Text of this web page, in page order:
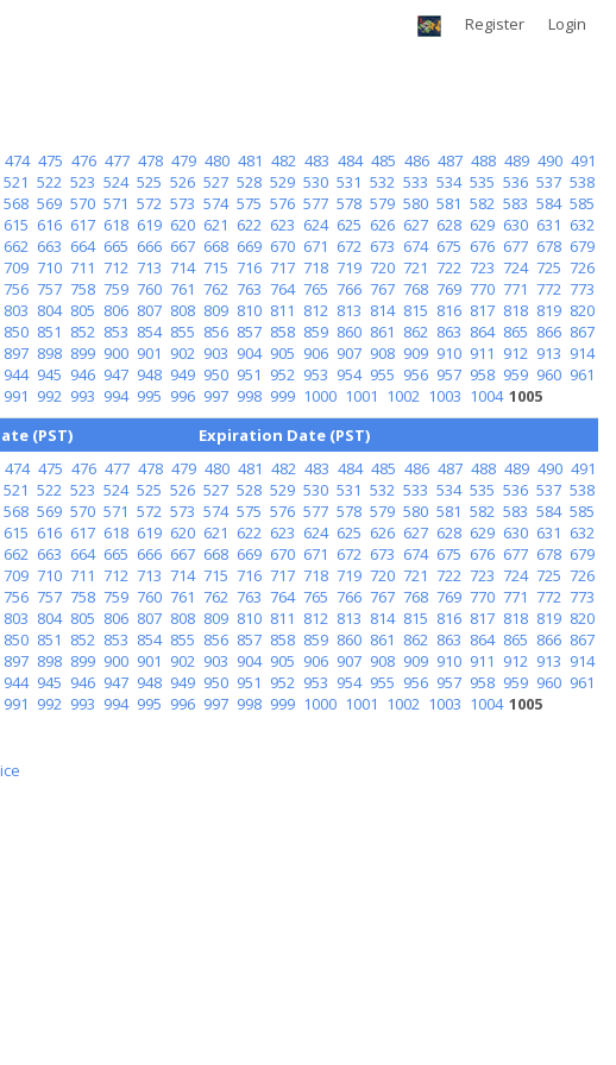
Register Login
474 475 476 477 478 479 480 481 482 483 484 485 486 487 488 489 490 491
521 522 523 524 525 526 527 528 529 530 531 532 533 534 535 536 537 538
568 569 570 571 572 573 574 575 576 577 578 579 580 581 582 583 584 585
615 616 617 618 619 620 621 622 623 624 625 626 627 628 629 630 631 632
662 663 664 665 666 667 668 669 670 671 672 673 674 675 676 677 678 679
709 710 711 712 713 714 715 716 717 718 719 720 721 722 723 724 725 726
756 757 758 759 760 761 762 763 764 765 766 767 768 769 770 771 772 773
803 804 805 806 807 808 809 810 811 812 813 814 815 816 817 818 819 820
850 851 852 853 854 855 856 857 858 859 860 861 862 863 864 865 866 867
897 898 899 900 901 902 903 904 905 906 907 908 909 910 911 912 913 914
944 945 946 947 948 949 950 951 952 953 954 955 956 957 958 959 960 961
991 992 993 994 995 996 997 998 999 1000 1001 1002 1003 1004 1005
(PST)
Expiration Date (PST)
474 475 476 477 478 479 480 481 482 483 484 485 486 487 488 489 490 491
521 522 523 524 525 526 527 528 529 530 531 532 533 534 535 536 537 538
568 569 570 571 572 573 574 575 576 577 578 579 580 581 582 583 584 585
615 616 617 618 619 620 621 622 623 624 625 626 627 628 629 630 631 632
662 663 664 665 666 667 668 669 670 671 672 673 674 675 676 677 678 679
709 710 711 712 713 714 715 716 717 718 719 720 721 722 723 724 725 726
756 757 758 759 760 761 762 763 764 765 766 767 768 769 770 771 772 773
803 804 805 806 807 808 809 810 811 812 813 814 815 816 817 818 819 820
850 851 852 853 854 855 856 857 858 859 860 861 862 863 864 865 866 867
897 898 899 900 901 902 903 904 905 906 907 908 909 910 911 912 913 914
944 945 946 947 948 949 950 951 952 953 954 955 956 957 958 959 960 961
991 992 993 994 995 996 997 998 999 1000 1001 1002 1003 1004 1005